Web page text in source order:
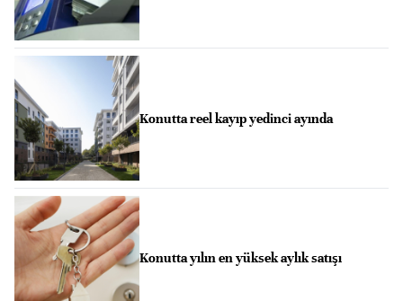
Konutta reel kayıp yedinci ayında
Konutta yılın en yüksek aylık satışı